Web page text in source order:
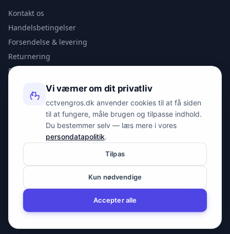
Kontakt os
Handelsbetingelser
Forsendelse & levering
Returnering
Privatlivspolitik
KONTAKT
info@spyman.dk
Peter Bangs Vej 153, 2000 Frederiksberg
© 2026 cctvengros.dk — En del af Spyman.dk. Alle rettigheder
CVR: 30605675
Vi værner om dit privatliv
cctvengros.dk anvender cookies til at få siden
til at fungere, måle brugen og tilpasse indhold.
Du bestemmer selv — læs mere i vores
persondatapolitik.
Tilpas
Kun nødvendige
Accepter alle